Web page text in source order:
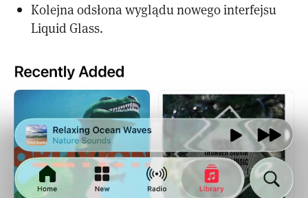
Kolejna odsłona wyglądu nowego interfejsu
Liquid Glass.